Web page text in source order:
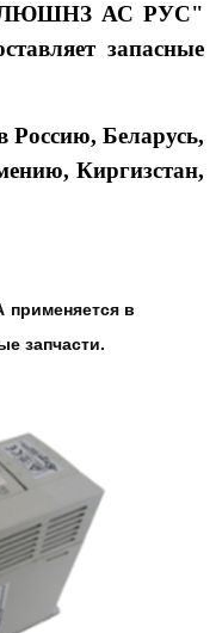
АС РУС"
запасные
Беларусь,
Киргизстан,
применяется в
запчасти.